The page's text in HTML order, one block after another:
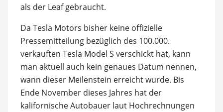
als der Leaf gebraucht.
Da Tesla Motors bisher keine offizielle
Pressemitteilung bezüglich des 100.000.
verkauften Tesla Model S verschickt hat, kann
man aktuell auch kein genaues Datum nennen,
wann dieser Meilenstein erreicht wurde. Bis
Ende November dieses Jahres hat der
kalifornische Autobauer laut Hochrechnungen